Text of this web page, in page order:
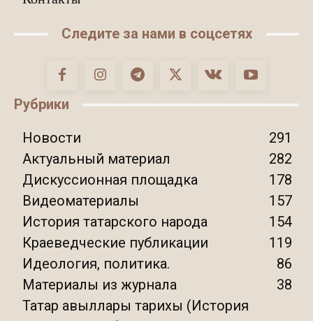
Следите за нами в соцсетях
Рубрики
Новости
291
Актуальный материал
282
Дискуссионная площадка
178
Видеоматериалы
157
История татарского народа
154
Краеведческие публикации
119
Идеология, политика.
86
Материалы из журнала
38
Татар авыллары тарихы (История